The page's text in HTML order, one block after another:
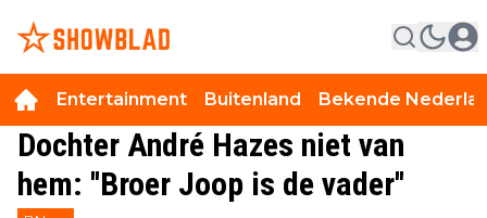
Entertainment Buitenland Bekende
Dochter André Hazes niet van
hem: ''Broer Joop is de vader''